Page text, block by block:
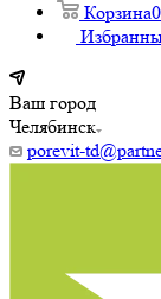
Корзина0
Ваш город
Челябинск
porevit-